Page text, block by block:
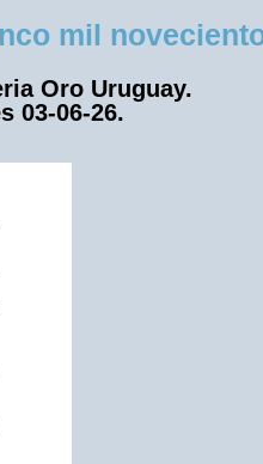
mil
Oro Uruguay.
03-06-26.